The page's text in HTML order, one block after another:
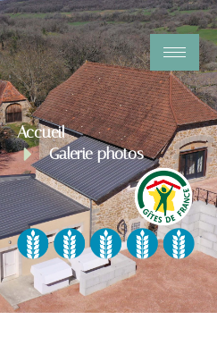
Accueil
Galerie photos